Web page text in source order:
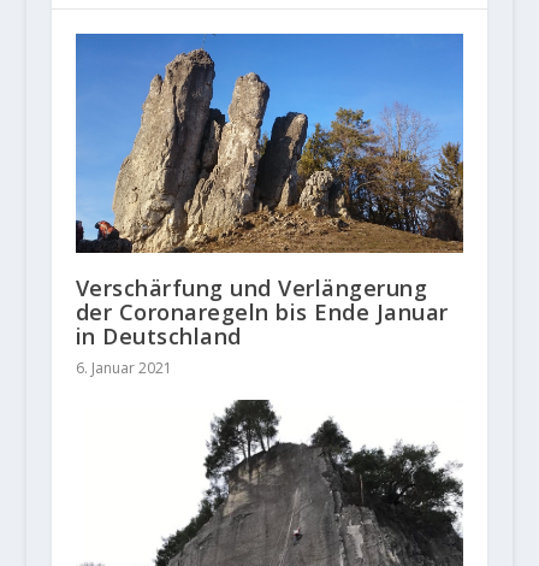
Verschärfung und Verlängerung
der Coronaregeln bis Ende Januar
in Deutschland
6. Januar 2021